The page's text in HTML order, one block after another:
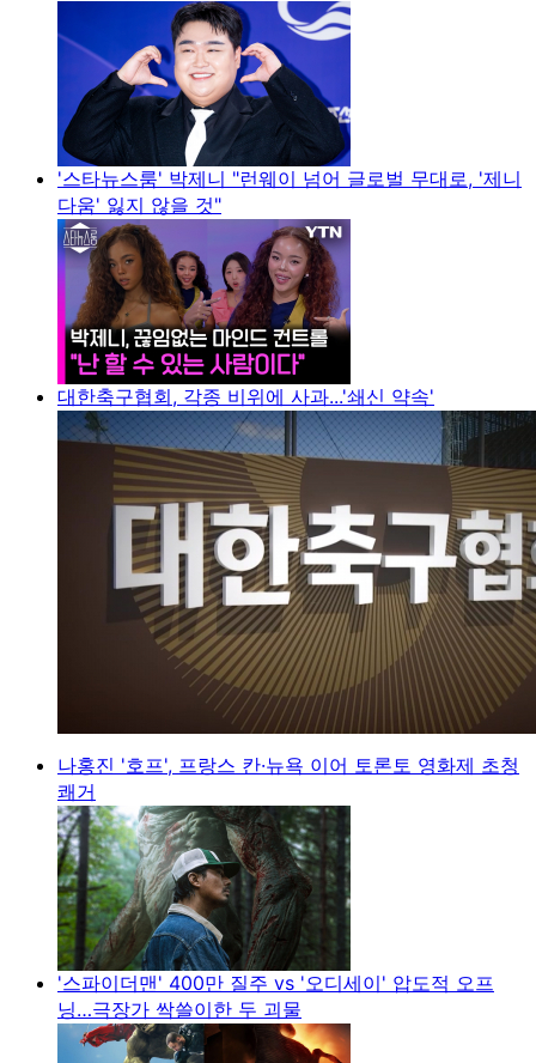
'스타뉴스룸' 박제니 "런웨이 넘어 글로벌 무대로, '제니
다움' 잃지 않을 것"
대한축구협회, 각종 비위에 사과...'쇄신 약속'
나홍진 '호프', 프랑스 칸·뉴욕 이어 토론토 영화제 초청
쾌거
'스파이더맨' 400만 질주 vs '오디세이' 압도적 오프
닝…극장가 싹쓸이한 두 괴물